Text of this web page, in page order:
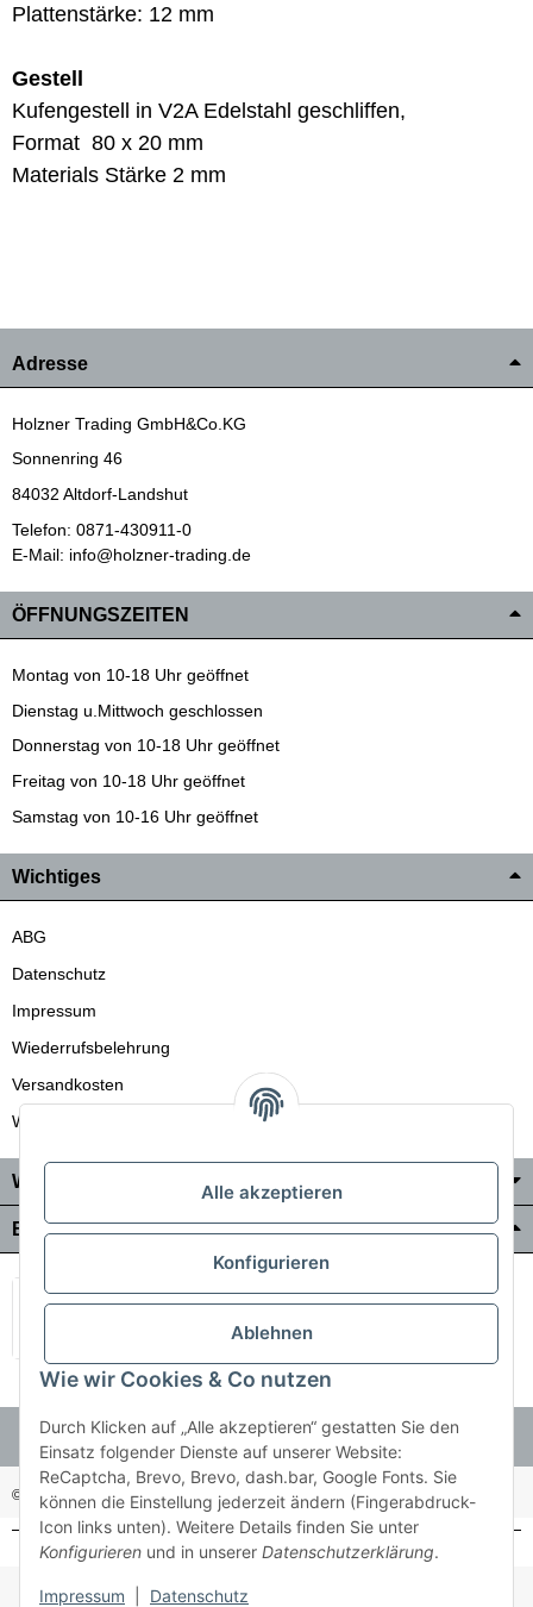
Plattenstärke: 12 mm
Gestell
Kufengestell in V2A Edelstahl geschliffen,
Format 80 x 20 mm
Materials Stärke 2 mm
Adresse
Holzner Trading GmbH&Co.KG
Sonnenring 46
84032 Altdorf-Landshut
Telefon: 0871-430911-0
E-Mail: info@holzner-trading.de
ÖFFNUNGSZEITEN
Montag von 10-18 Uhr geöffnet
Dienstag u.Mittwoch geschlossen
Donnerstag von 10-18 Uhr geöffnet
Freitag von 10-18 Uhr geöffnet
Samstag von 10-16 Uhr geöffnet
Wichtiges
ABG
Datenschutz
Impressum
Wiederrufsbelehrung
Versandkosten
Wir liefern auch in die Schweiz
Wo Sie uns finden
Bezahlung & Versand
© Holzner-Trading GmbH&Co KG Besucherzähler: 3509264
* Alle Preise inkl. gesetzlicher USt., zzgl.
Alle akzeptieren
Konfigurieren
Ablehnen
Wie wir Cookies & Co nutzen
Durch Klicken auf „Alle akzeptieren“ gestatten Sie den
Einsatz folgender Dienste auf unserer Website:
ReCaptcha, Brevo, Brevo, dash.bar, Google Fonts. Sie
können die Einstellung jederzeit ändern (Fingerabdruck-
Icon links unten). Weitere Details finden Sie unter
Konfigurieren und in unserer Datenschutzerklärung.
Impressum Datenschutz